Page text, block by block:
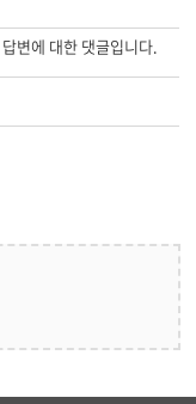
변에 대한 댓글입니다.